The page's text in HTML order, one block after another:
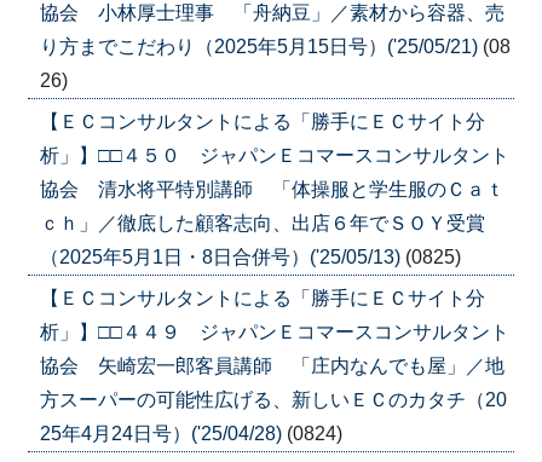
協会 小林厚士理事 「舟納豆」／素材から容器、売
り方までこだわり（2025年5月15日号）('25/05/21) (08
26)
【ＥＣコンサルタントによる「勝手にＥＣサイト分
析」】□□４５０ ジャパンＥコマースコンサルタント
協会 清水将平特別講師 「体操服と学生服のＣａｔ
ｃｈ」／徹底した顧客志向、出店６年でＳＯＹ受賞
（2025年5月1日・8日合併号）('25/05/13) (0825)
【ＥＣコンサルタントによる「勝手にＥＣサイト分
析」】□□４４９ ジャパンＥコマースコンサルタント
協会 矢崎宏一郎客員講師 「庄内なんでも屋」／地
方スーパーの可能性広げる、新しいＥＣのカタチ（20
25年4月24日号）('25/04/28) (0824)